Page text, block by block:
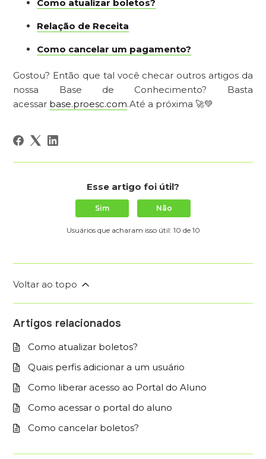
Como atualizar boletos?
Relação de Receita
Como cancelar um pagamento?
Gostou? Então que tal você checar outros artigos da
nossa Base de Conhecimento? Basta
acessar base.proesc.com.Até a próxima 🚀💚
Esse artigo foi útil?
Sim Não
Usuários que acharam isso útil: 10 de 10
Voltar ao topo
Artigos relacionados
Como atualizar boletos?
Quais perfis adicionar a um usuário
Como liberar acesso ao Portal do Aluno
Como acessar o portal do aluno
Como cancelar boletos?